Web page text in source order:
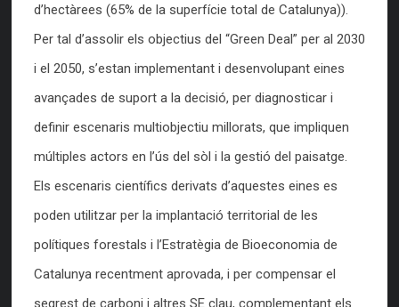
d’hectàrees (65% de la superfície total de Catalunya)).
Per tal d’assolir els objectius del “Green Deal” per al 2030
i el 2050, s’estan implementant i desenvolupant eines
avançades de suport a la decisió, per diagnosticar i
definir escenaris multiobjectiu millorats, que impliquen
múltiples actors en l’ús del sòl i la gestió del paisatge.
Els escenaris científics derivats d’aquestes eines es
poden utilitzar per la implantació territorial de les
polítiques forestals i l’Estratègia de Bioeconomia de
Catalunya recentment aprovada, i per compensar el
segrest de carboni i altres SE clau, complementant els